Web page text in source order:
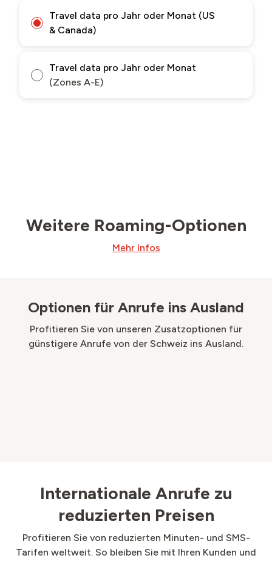
Travel data pro Jahr oder Monat (US
& Canada)
Travel data pro Jahr oder Monat
(Zones A-E)
Weitere Roaming-Optionen
Mehr Infos
Optionen für Anrufe ins Ausland
Profitieren Sie von unseren Zusatzoptionen für
günstigere Anrufe von der Schweiz ins Ausland.
Internationale Anrufe zu
reduzierten Preisen
Profitieren Sie von reduzierten Minuten- und SMS-
Tarifen weltweit. So bleiben Sie mit Ihren Kunden und